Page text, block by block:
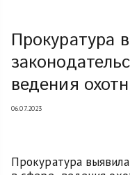
Прокуратура
ведения
06.07.2023
Прокуратура